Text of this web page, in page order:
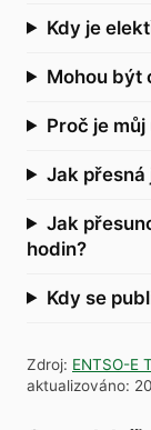
Kdy je
Mohou být
Proč je
Jak přesná
Jak
hodin?
Kdy se
Zdroj: ENTSO-E
aktualizováno: